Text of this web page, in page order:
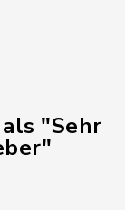
"Sehr